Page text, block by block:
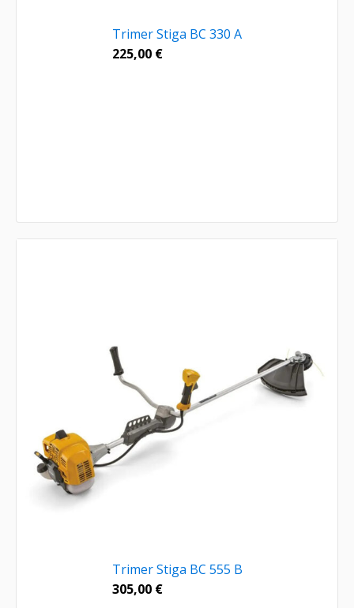
Trimer Stiga BC 330 A
225,00 €
Trimer Stiga BC 555 B
305,00 €